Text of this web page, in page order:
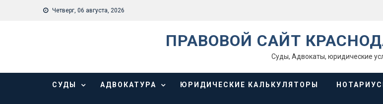
Четверг, 06 августа, 2026
ПРАВОВОЙ САЙТ
Суды, Адвокаты, юридические
СУДЫ АДВОКАТУРА ЮРИДИЧЕСКИЕ КАЛЬКУЛЯТОРЫ